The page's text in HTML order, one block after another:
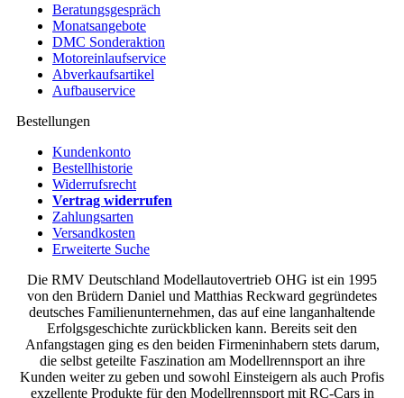
Beratungsgespräch
Monatsangebote
DMC Sonderaktion
Motoreinlaufservice
Abverkaufsartikel
Aufbauservice
Bestellungen
Kundenkonto
Bestellhistorie
Widerrufsrecht
Vertrag widerrufen
Zahlungsarten
Versandkosten
Erweiterte Suche
Die RMV Deutschland Modellautovertrieb OHG ist ein 1995
von den Brüdern Daniel und Matthias Reckward gegründetes
deutsches Familienunternehmen, das auf eine langanhaltende
Erfolgsgeschichte zurückblicken kann. Bereits seit den
Anfangstagen ging es den beiden Firmeninhabern stets darum,
die selbst geteilte Faszination am Modellrennsport an ihre
Kunden weiter zu geben und sowohl Einsteigern als auch Profis
exzellente Produkte für den Modellrennsport mit RC-Cars in